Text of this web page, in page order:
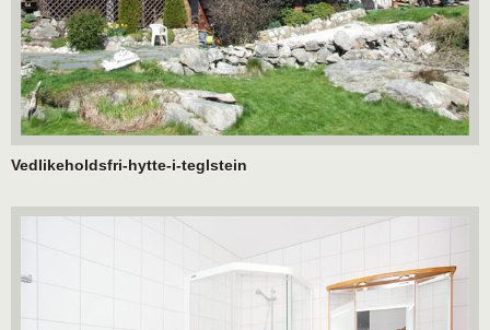
Vedlikeholdsfri-hytte-i-teglstein